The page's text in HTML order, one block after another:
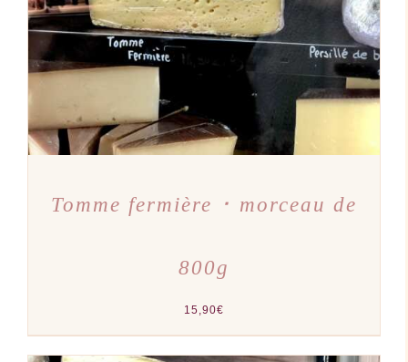
Tomme fermière ･ morceau de
800g
15,90€